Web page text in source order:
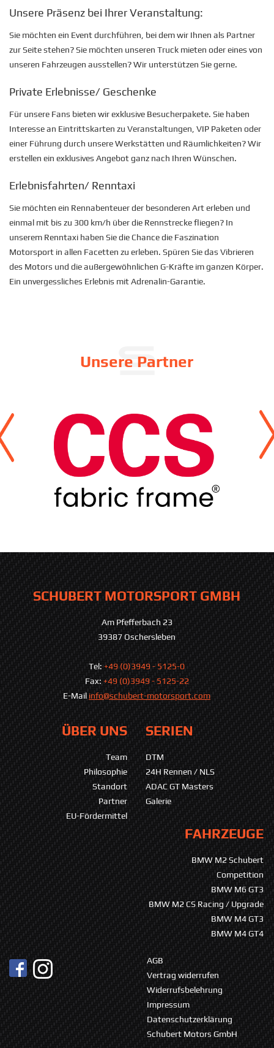
Unsere Präsenz bei Ihrer Veranstaltung:
Sie möchten ein Event durchführen, bei dem wir Ihnen als Partner
zur Seite stehen? Sie möchten unseren Truck mieten oder eines von
unseren Fahrzeugen ausstellen? Wir unterstützen Sie gerne.
Private Erlebnisse/ Geschenke
Für unsere Fans bieten wir exklusive Besucherpakete. Sie haben
Interesse an Eintrittskarten zu Veranstaltungen, VIP Paketen oder
einer Führung durch unsere Werkstätten und Räumlichkeiten? Wir
erstellen ein exklusives Angebot ganz nach Ihren Wünschen.
Erlebnisfahrten/ Renntaxi
Sie möchten ein Rennabenteuer der besonderen Art erleben und
einmal mit bis zu 300 km/h über die Rennstrecke fliegen? In
unserem Renntaxi haben Sie die Chance die Faszination
Motorsport in allen Facetten zu erleben. Spüren Sie das Vibrieren
des Motors und die außergewöhnlichen G-Kräfte im ganzen Körper.
Ein unvergessliches Erlebnis mit Adrenalin-Garantie.
Unsere Partner
SCHUBERT MOTORSPORT GMBH
Am Pfefferbach 23
39387 Oschersleben
Tel: +49 (0)3949 - 5125-0
Fax: +49 (0)3949 - 5125-22
E-Mail info@schubert-motorsport.com
ÜBER UNS
Team
Philosophie
Standort
Partner
EU-Fördermittel
SERIEN
DTM
24H Rennen / NLS
ADAC GT Masters
Galerie
FAHRZEUGE
BMW M2 Schubert
Competition
BMW M6 GT3
BMW M2 CS Racing / Upgrade
BMW M4 GT3
BMW M4 GT4
AGB
Vertrag widerrufen
Widerrufsbelehrung
Impressum
Datenschutzerklärung
Schubert Motors GmbH